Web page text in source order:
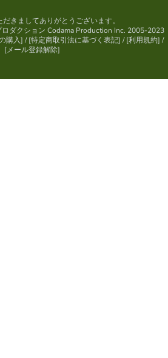
きましてありがとうございます。
ダクション Codama Production Inc. 2005-2023
購入] / [特定商取引法に基づく表記] / [利用規約] /
[メール登録解除]